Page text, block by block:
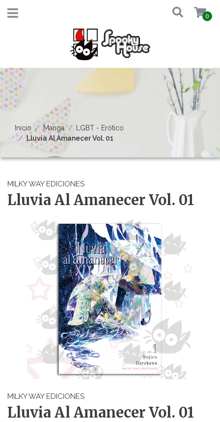
0
Inicio Manga
LGBT - Erótico
Lluvia Al Amanecer Vol. 01
MILKY WAY EDICIONES
Lluvia Al Amanecer Vol. 01
MILKY WAY EDICIONES
Lluvia Al Amanecer Vol. 01